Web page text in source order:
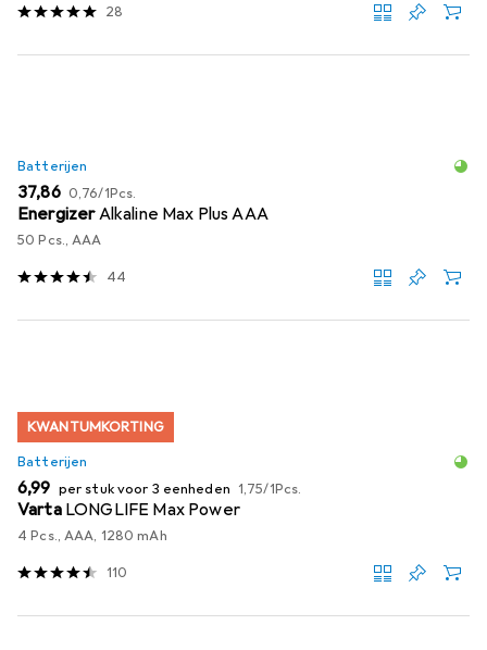
28
Batterijen
EUR
37,86 EUR
0,76/1Pcs.
EnergizerAlkaline Max Plus AAA
50 Pcs., AAA
44
KWANTUMKORTING
Batterijen
EUR
6,99 per stuk voor 3 eenheden EUR
1,75/1Pcs.
Varta LONGLIFE Max Power
4 Pcs., AAA, 1280 mAh
110